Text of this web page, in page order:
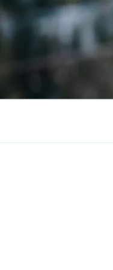
Zum
Inhalt
springen